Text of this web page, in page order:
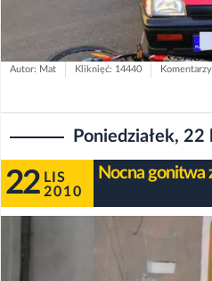
Autor: Mat Kliknięć: 14440
Poniedziałek,
22 LIS
2010
Nocna gonitwa